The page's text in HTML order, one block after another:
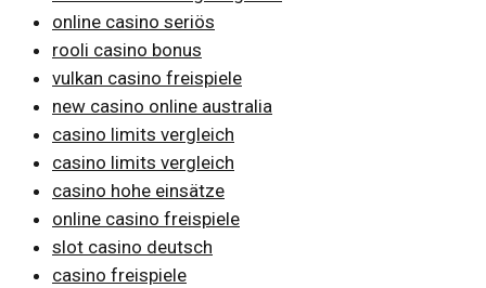
online casino seriös
rooli casino bonus
vulkan casino freispiele
new casino online australia
casino limits vergleich
casino limits vergleich
casino hohe einsätze
online casino freispiele
slot casino deutsch
casino freispiele